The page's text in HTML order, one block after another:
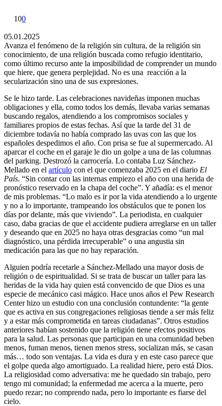
100
05.01.2025
Avanza el fenómeno de la religión sin cultura, de la religión sin
conocimiento, de una religión buscada como refugio identitario,
como último recurso ante la imposibilidad de comprender un mundo
que hiere, que genera perplejidad. No es una reacción a la
secularización sino una de sus expresiones.
Se le hizo tarde. Las celebraciones navideñas imponen muchas
obligaciones y ella, como todos los demás, llevaba varias semanas
buscando regalos, atendiendo a los compromisos sociales y
familiares propios de estas fechas. Así que la tarde del 31 de
diciembre todavía no había comprado las uvas con las que los
españoles despedimos el año. Con prisa se fue al supermercado. Al
aparcar el coche en el garaje le dio un golpe a una de las columnas
del parking. Destrozó la carrocería. Lo contaba Luz Sánchez-
Mellado en el artículo con el que comenzaba 2025 en el diario El
País. “Sin contar con las internas empiezo el año con una herida de
pronóstico reservado en la chapa del coche”. Y añadía: es el menor
de mis problemas. “Lo malo es ir por la vida atendiendo a lo urgente
y no a lo importante, trampeando los obstáculos que te ponen los
días por delante, más que viviendo”. La periodista, en cualquier
caso, daba gracias de que el accidente pudiera arreglarse en un taller
y deseando que en 2025 no haya otras desgracias como “un mal
diagnóstico, una pérdida irrecuperable” o una angustia sin
medicación para las que no hay reparación.
Alguien podría recetarle a Sánchez-Mellado una mayor dosis de
religión o de espiritualidad. Si se trata de buscar un taller para las
heridas de la vida hay quien está convencido de que Dios es una
especie de mecánico casi mágico. Hace unos años el Pew Research
Center hizo un estudio con una conclusión contundente: “la gente
que es activa en sus congregaciones religiosas tiende a ser más feliz
y a estar más comprometida en tareas ciudadanas”. Otros estudios
anteriores habían sostenido que la religión tiene efectos positivos
para la salud. Las personas que participan en una comunidad beben
menos, fuman menos, tienen menos stress, socializan más, se casan
más… todo son ventajas. La vida es dura y en este caso parece que
el golpe queda algo amortiguado. La realidad hiere, pero está Dios.
La religiosidad como adversativa: me he quedado sin trabajo, pero
tengo mi comunidad; la enfermedad me acerca a la muerte, pero
puedo rezar; no comprendo nada, pero lo importante es fiarse del
cielo.